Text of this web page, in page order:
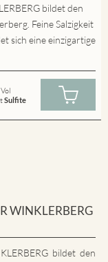
bildet den
Feine Salzigkeit
sich eine einzigartige
Sulfite
WINKLERBERG
bildet den